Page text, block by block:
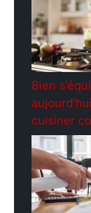
Bien
cuisiner